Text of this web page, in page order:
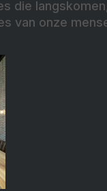
die
van onze